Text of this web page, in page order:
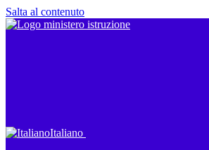
Salta al contenuto
Italiano